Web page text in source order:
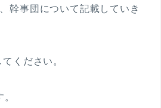
幹事団について記載していき
ください。